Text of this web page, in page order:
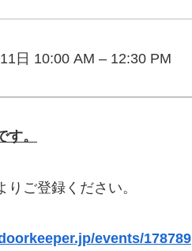
日 10:00 AM – 12:30 PM
。
ご登録ください。
events/178789